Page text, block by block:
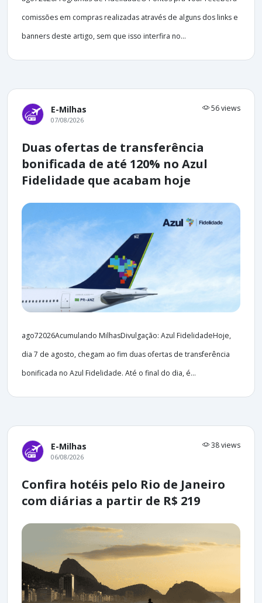
comissões em compras realizadas através de alguns dos links e
banners deste artigo, sem que isso interfira no...
E-Milhas 56 views
07/08/2026
Duas ofertas de transferência
bonificada de até 120% no Azul
Fidelidade que acabam hoje
ago72026Acumulando MilhasDivulgação: Azul FidelidadeHoje,
dia 7 de agosto, chegam ao fim duas ofertas de transferência
bonificada no Azul Fidelidade. Até o final do dia, é...
E-Milhas 38 views
06/08/2026
Confira hotéis pelo Rio de Janeiro
com diárias a partir de R$ 219